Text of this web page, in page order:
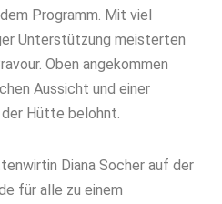
Programm. Mit viel
Unterstützung meisterten
Oben angekommen
Aussicht und einer
Hütte belohnt.
Diana Socher auf der
für alle zu einem